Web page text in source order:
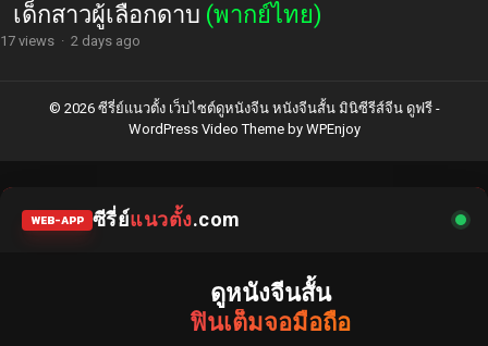
เด็กสาวผู้เลือกดาบ (พากย์ไทย)
17 views · 2 days ago
© 2026 ซีรี่ย์แนวตั้ง เว็บไซต์ดูหนังจีน หนังจีนสั้น มินิซีรีส์จีน ดูฟรี -
WordPress Video Themeby WPEnjoy
WEB-APP ซีรี่ย์แนวตั้ง.com
ดูหนังจีนสั้น
ฟินเต็มจอมือถือ